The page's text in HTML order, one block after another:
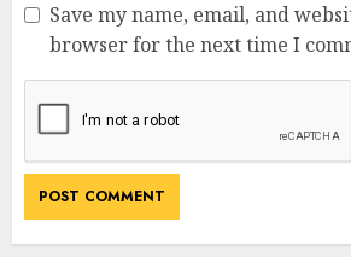
Save my name, email, and
browser for the next time I